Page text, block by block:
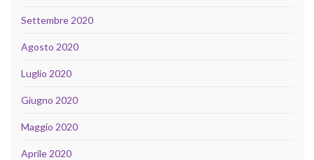
Settembre 2020
Agosto 2020
Luglio 2020
Giugno 2020
Maggio 2020
Aprile 2020